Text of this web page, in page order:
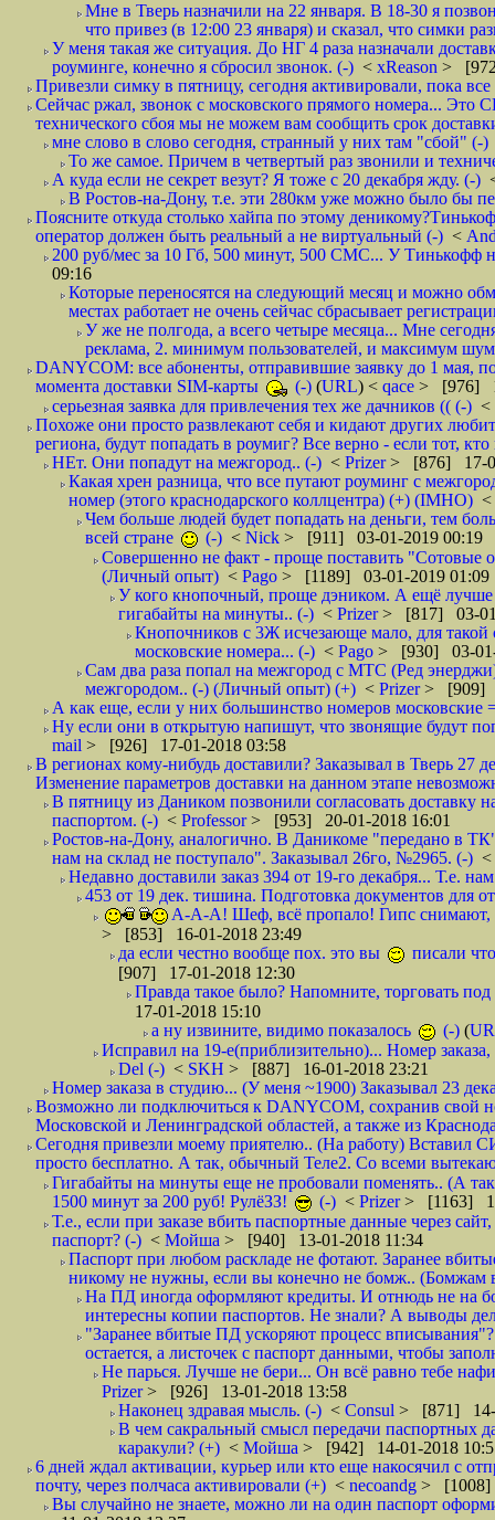
Мне в Тверь назначили на 22 января. В 18-30 я
что привез (в 12:00 23 января) и сказал, что симки
У меня такая же ситуация. До НГ 4 раза назначали
роуминге, конечно я сбросил звонок. (-) < xReason >
Привезли симку в пятницу, сегодня активировали, пока
Сейчас ржал, звонок с московского прямого номера... Это
технического сбоя мы не можем вам сообщить срок
мне слово в слово сегодня, странный у них там "сбой" (-)
То же самое. Причем в четвертый раз звонили и
А куда если не секрет везут? Я тоже с 20 декабря жду. (-)
В Ростов-на-Дону, т.е. эти 280км уже можно было бы
Поясните откуда столько хайпа по этому
оператор должен быть реальный а не виртуальный (-) <
200 руб/мес за 10 Гб, 500 минут, 500 СМС... У Тинькофф
09:16
Которые переносятся на следующий месяц и можно
местах работает не очень сейчас сбрасывает
У же не полгода, а всего четыре месяца... Мне
реклама, 2. минимум пользователей, и максимум
DANYCOM: все абоненты, отправившие заявку до 1 мая,
момента доставки SIM-карты
(-) (URL) < qace > [976]
серьезная заявка для привлечения тех же дачников (( (-) <
Похоже они просто развлекают себя и кидают других
региона, будут попадать в роумиг? Все верно - если тот,
НЕт. Они попадут на межгород.. (-) < Prizer> [876] 17-
Какая хрен разница, что все путают роуминг с
номер (этого краснодарского коллцентра) (+) (IMHO) <
Чем больше людей будет попадать на деньги, тем
всей стране
(-) < Nick > [911] 03-01-2019 00:19
Совершенно не факт - проще поставить "Сотовые
(Личный опыт) < Pago > [1189] 03-01-2019 01:09
У кого кнопочный, проще дэником. А ещё лучше
гигабайты на минуты.. (-) < Prizer> [817] 03-
Кнопочников с 3Ж исчезающе мало, для такой
московские номера... (-) < Pago > [930] 03-01-
Сам два раза попал на межгород с МТС (Ред
межгородом.. (-) (Личный опыт) (+) < Prizer> [909]
А как еще, если у них большинство номеров московские
Ну если они в открытую напишут, что звонящие будут
mail > [926] 17-01-2018 03:58
В регионах кому-нибудь доставили? Заказывал в Тверь 27
Изменение параметров доставки на данном этапе
В пятницу из Даником позвонили согласовать доставку
паспортом. (-) < Professor> [953] 20-01-2018 16:01
Ростов-на-Дону, аналогично. В Даникоме "передано в
нам на склад не поступало". Заказывал 26го, №2965. (-) <
Недавно доставили заказ 394 от 19-го декабря... Т.е.
453 от 19 дек. тишина. Подготовка документов для
А-А-А! Шеф, всё пропало! Гипс снимают,
> [853] 16-01-2018 23:49
да если честно вообще пох. это вы
писали
[907] 17-01-2018 12:30
Правда такое было? Напомните, торговать
17-01-2018 15:10
а ну извините, видимо показалось
(-) (
Исправил на 19-е(приблизительно)... Номер
Del (-) < SKH > [887] 16-01-2018 23:21
Номер заказа в студию... (У меня ~1900) Заказывал 23
Возможно ли подключиться к DANYCOM, сохранив свой
Московской и Ленинградской областей, а также из
Сегодня привезли моему приятелю.. (На работу) Вставил
просто бесплатно. А так, обычный Теле2. Со всеми
Гигабайты на минуты еще не пробовали поменять.. (А
1500 минут за 200 руб! РулёЗЗ!
(-) < Prizer> [1163]
Т.е., если при заказе вбить паспортные данные через
паспорт? (-) < Мойша > [940] 13-01-2018 11:34
Паспорт при любом раскладе не фотают. Заранее
никому не нужны, если вы конечно не бомж.. (Бомжам
На ПД иногда оформляют кредиты. И отнюдь не на
интересны копии паспортов. Не знали? А выводы
"Заранее вбитые ПД ускоряют процесс
остается, а листочек с паспорт данными, чтобы
Не парься. Лучше не бери... Он всё равно тебе
Prizer> [926] 13-01-2018 13:58
Наконец здравая мысль. (-) < Consul > [871] 14-
В чем сакральный смысл передачи паспортных
каракули? (+) < Мойша > [942] 14-01-2018
6 дней ждал активации, курьер или кто еще накосячил с
почту, через полчаса активировали (+) < necoandg > [1008]
Вы случайно не знаете, можно ли на один паспорт